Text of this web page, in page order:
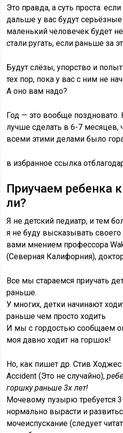
Это правда, а суть проста:
дальше у вас будут
маленький человечек будет
стали ругать, если раньше за
Будут слёзы, упорство и
тех пор, пока у вас с ним не
А оно вам надо?
Год — это вообще поздновато.
лучше сделать в 6-7 месяцев,
всеми этими делами было
в избранное ссылка
Приучаем ребенка
ли?
Я не детский педиатр, и тем
я не буду высказывать
вами мнением профессора
(Северная Калифорния),
Все мы стараемся приучать
раньше.
У многих, детки начинают
раньше чем просто ходить
И мы с гордостью сообщаем
моя давно ходит на горшок!
Но, как пишет др. Стив Ходжес
Accident (Это не случайно),
горшку раньше 3х лет!
Мочевому пузырю требуется
нормально вырасти и
мочеиспускание (следует